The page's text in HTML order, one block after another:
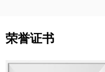
荣誉证书